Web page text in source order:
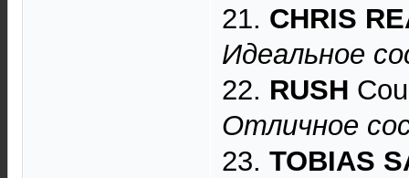
21. CHRIS
Идеальное
22. RUSH
Отличное
23. TOBIAS